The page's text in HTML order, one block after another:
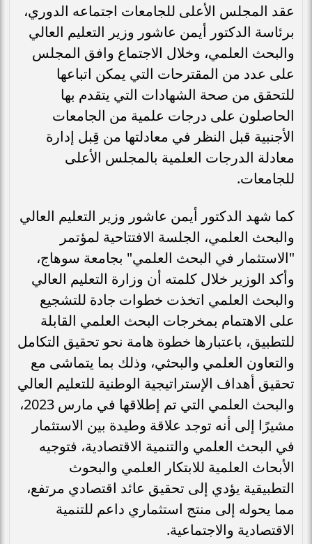
عقد المجلس الأعلى للجامعات اجتماعه الدوري،
برئاسة الدكتور أيمن عاشور وزير التعليم العالي
والبحث العلمي، وخلال الاجتماع وافق المجلس
على عدد من المقترحات التي يمكن اتباعها
للتحقق من صحة الشهادات التي يتقدم بها
الحاصلون على درجات علمية من الجامعات
الأجنبية قبل النظر في معادلتها من قِبل إدارة
معادلة الدرجات العلمية بالمجلس الأعلى
للجامعات.
كما شهد الدكتور أيمن عاشور وزير التعليم العالي
والبحث العلمي، الجلسة الافتتاحية لمؤتمر
"الاستثمار في البحث العلمي" بجامعة سوهاج،
وأكد الوزير خلال كلمته أن وزارة التعليم العالي
والبحث العلمي اتخذت خطوات جادة للتشجيع
على الاهتمام بمخرجات البحث العلمي القابلة
للتطبيق، باعتبارها خطوة هامة نحو تحقيق التكامل
والتعاون العلمي والبحثي، وذلك بما يتماشى مع
تحقيق أهداف الإستراتيجية الوطنية للتعليم العالي
والبحث العلمي التي تم إطلاقها في مارس 2023،
مشيرًا إلى أنه توجد علاقة وطيدة بين الاستثمار
في البحث العلمي والتنمية الاقتصادية، فتوجيه
الأبحاث العلمية للابتكار العلمي والبحوث
التطبيقية يؤدي إلى تحقيق عائد اقتصادي مرتفع،
مما يحوله إلى منتج استثماري داعم للتنمية
الاقتصادية والاجتماعية.